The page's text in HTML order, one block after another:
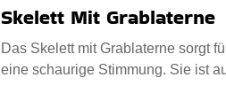
Skelett Mit Grablaterne
Das Skelett mit Grablaterne sorgt
eine schaurige Stimmung. Sie ist